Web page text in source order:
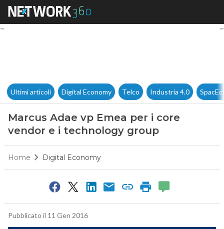
Marcus Adae vp Emea per i
Ultimi articoli Digital Economy Telco Industria 4.0
Marcus Adae vp Emea per i core
vendor e i technology group
Home Digital Economy
Pubblicato il 11 Gen 2016